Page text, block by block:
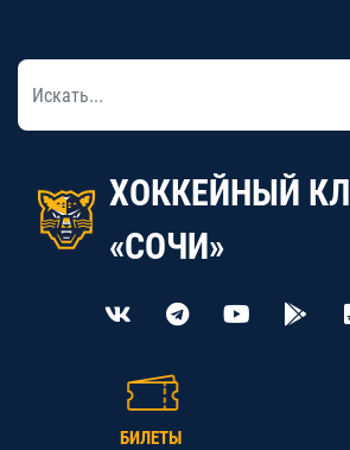
ХОККЕЙНЫЙ
«СОЧИ»
БИЛЕТЫ